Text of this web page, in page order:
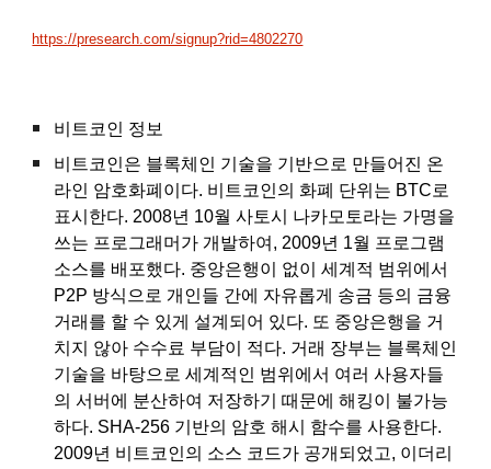
https://presearch.com/signup?rid=4802270
비트코인 정보
비트코인은 블록체인 기술을 기반으로 만들어진 온
라인 암호화폐이다. 비트코인의 화폐 단위는 BTC로
표시한다. 2008년 10월 사토시 나카모토라는 가명을
쓰는 프로그래머가 개발하여, 2009년 1월 프로그램
소스를 배포했다. 중앙은행이 없이 세계적 범위에서
P2P 방식으로 개인들 간에 자유롭게 송금 등의 금융
거래를 할 수 있게 설계되어 있다. 또 중앙은행을 거
치지 않아 수수료 부담이 적다. 거래 장부는 블록체인
기술을 바탕으로 세계적인 범위에서 여러 사용자들
의 서버에 분산하여 저장하기 때문에 해킹이 불가능
하다. SHA-256 기반의 암호 해시 함수를 사용한다.
2009년 비트코인의 소스 코드가 공개되었고, 이더리